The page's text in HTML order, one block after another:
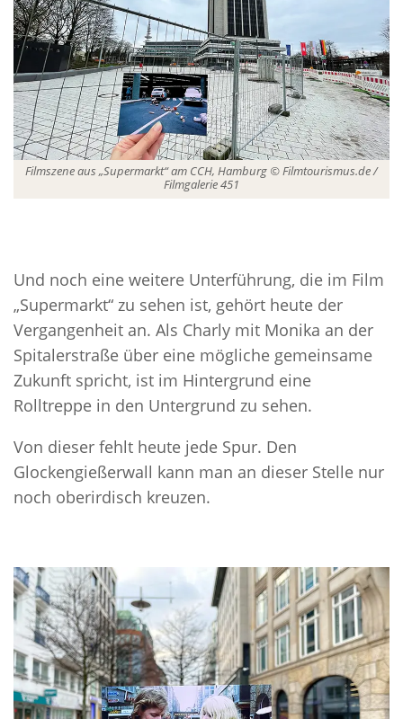
Filmszene aus „Supermarkt“ am CCH, Hamburg © Filmtourismus.de /
Filmgalerie 451
Und noch eine weitere Unterführung, die im Film
„Supermarkt“ zu sehen ist, gehört heute der
Vergangenheit an. Als Charly mit Monika an der
Spitalerstraße über eine mögliche gemeinsame
Zukunft spricht, ist im Hintergrund eine
Rolltreppe in den Untergrund zu sehen.
Von dieser fehlt heute jede Spur. Den
Glockengießerwall kann man an dieser Stelle nur
noch oberirdisch kreuzen.